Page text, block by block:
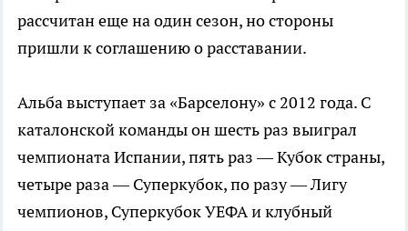
рассчитан еще на один сезон, но стороны
пришли к соглашению о расставании.
Альба выступает за «Барселону» с 2012 года. С
каталонской команды он шесть раз выиграл
чемпионата Испании, пять раз — Кубок страны,
четыре раза — Суперкубок, по разу — Лигу
чемпионов, Суперкубок УЕФА и клубный